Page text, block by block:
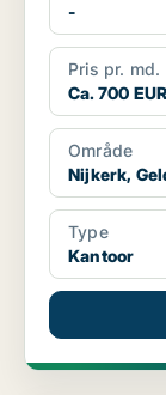
-
Pris pr. md.
Ca. 700
Område
Nijkerk,
Type
Kantoor